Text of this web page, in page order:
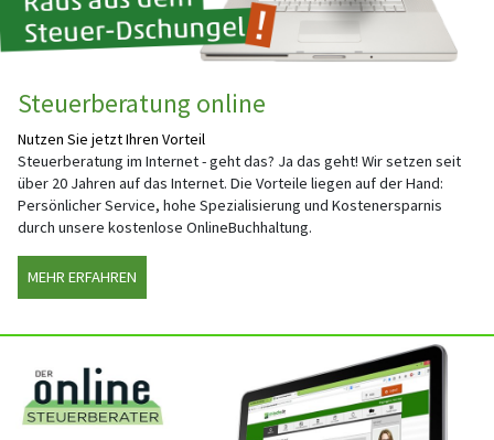
Steuerberatung online
Nutzen Sie jetzt Ihren Vorteil
Steuerberatung im Internet - geht das? Ja das geht! Wir setzen seit
über 20 Jahren auf das Internet. Die Vorteile liegen auf der Hand:
Persönlicher Service, hohe Spezialisierung und Kostenersparnis
durch unsere kostenlose OnlineBuchhaltung.
MEHR ERFAHREN